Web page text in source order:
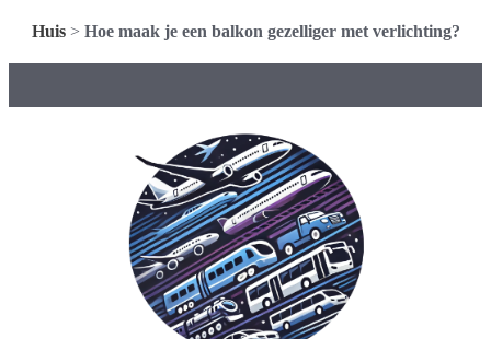
Huis> Hoe maak je een balkon gezelliger met verlichting?